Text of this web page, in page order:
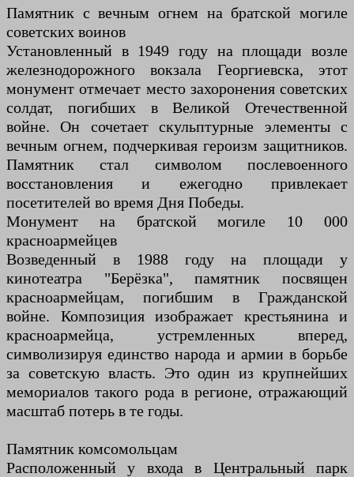
Памятник с вечным огнем на братской могиле
советских воинов
Установленный в 1949 году на площади возле
железнодорожного вокзала Георгиевска, этот
монумент отмечает место захоронения советских
солдат, погибших в Великой Отечественной
войне. Он сочетает скульптурные элементы с
вечным огнем, подчеркивая героизм защитников.
Памятник стал символом послевоенного
восстановления и ежегодно привлекает
посетителей во время Дня Победы.
Монумент на братской могиле 10 000
красноармейцев
Возведенный в 1988 году на площади у
кинотеатра "Берёзка", памятник посвящен
красноармейцам, погибшим в Гражданской
войне. Композиция изображает крестьянина и
красноармейца, устремленных вперед,
символизируя единство народа и армии в борьбе
за советскую власть. Это один из крупнейших
мемориалов такого рода в регионе, отражающий
масштаб потерь в те годы.
Памятник комсомольцам
Расположенный у входа в Центральный парк